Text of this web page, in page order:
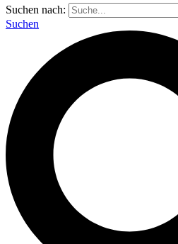
Suchen nach:
Suchen